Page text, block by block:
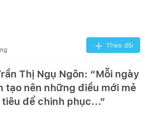
Theo dõi
Thị Ngụ Ngôn: “Mỗi ngày
tạo nên những điều mới mẻ
để chinh phục...”